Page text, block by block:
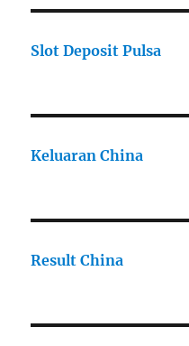
Slot Deposit Pulsa
Keluaran China
Result China